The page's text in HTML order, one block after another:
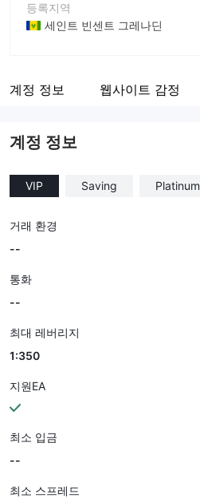
등록지역
세인트 빈센트 그레나딘
회사 전체 이름
계정 정보 웹사이트 감정
계정 정보
VIP Saving Platinum
거래 환경
--
통화
--
최대 레버리지
1:350
지원EA
최소 입금
--
최소 스프레드